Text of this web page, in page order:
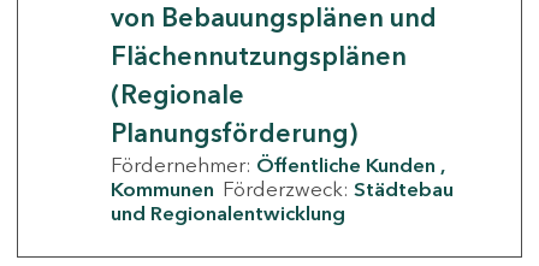
von Bebauungsplänen und
Flächennutzungsplänen
(Regionale
Planungsförderung)
Fördernehmer: Öffentliche Kunden
Kommunen Förderzweck: Städtebau
und Regionalentwicklung